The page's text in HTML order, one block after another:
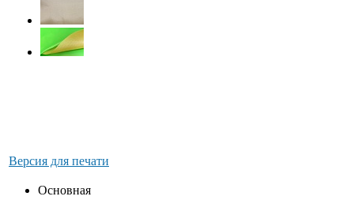
Версия для печати
Основная